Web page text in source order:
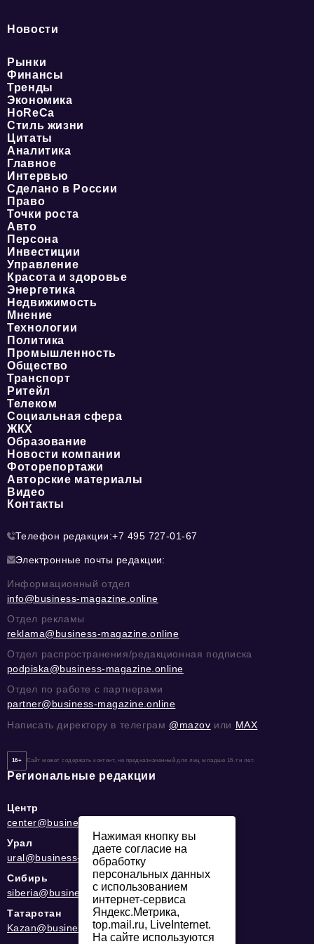
Новости
Рынки
Финансы
Тренды
Экономика
HoReCa
Стиль жизни
Цитаты
Аналитика
Главное
Интервью
Сделано в России
Право
Точки роста
Авто
Персона
Инвестиции
Управление
Красота и здоровье
Энергетика
Недвижимость
Мнение
Технологии
Политика
Промышленность
Общество
Транспорт
Ритейл
Телеком
Социальная сфера
ЖКХ
Образование
Новости компании
Фоторепортажи
Авторские материалы
Видео
Контакты
Телефон редакции:+7 495 727-01-67
Электронные почты редакции:
Информационный отдел
info@business-magazine.online
Отдел рекламы
reklama@business-magazine.online
Отдел распространения/редакционная подписка
podpiska@business-magazine.online
Отдел по работе с партнерами
partner@business-magazine.online
Написать директору в телеграм @mazov или MAX
16+ Сайт может содержать контент, не предназначенный для лиц младше 16-ти лет.
Региональные редакции
Центр
center@business-magazine.online
Урал
ural@business-magazine.online
Сибирь
siberia@business-magazine.online
Татарстан
Kazan@business-magazine.online
Нажимая кнопку вы
даете согласие на
обработку
персональных данных
с использованием
интернет-сервиса
Яндекс.Метрика,
top.mail.ru, LiveInternet.
На сайте используются